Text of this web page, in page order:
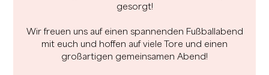
gesorgt!
Wir freuen uns auf einen spannenden Fußballabend
mit euch und hoffen auf viele Tore und einen
großartigen gemeinsamen Abend!